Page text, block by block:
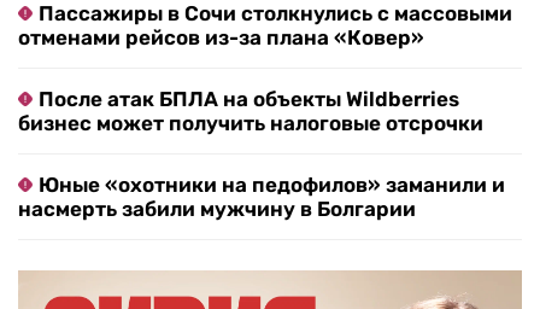
Пассажиры в Сочи столкнулись с массовыми
отменами рейсов из-за плана «Ковер»
После атак БПЛА на объекты Wildberries
бизнес может получить налоговые отсрочки
Юные «охотники на педофилов» заманили и
насмерть забили мужчину в Болгарии